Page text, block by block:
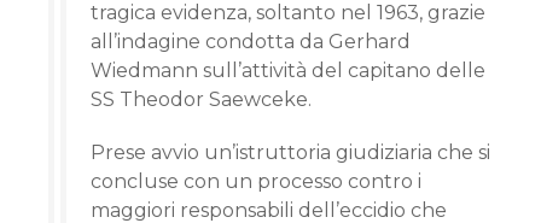
tragica evidenza, soltanto nel 1963, grazie
all’indagine condotta da Gerhard
Wiedmann sull’attività del capitano delle
SS Theodor Saewceke.
Prese avvio un’istruttoria giudiziaria che si
concluse con un processo contro i
maggiori responsabili dell’eccidio che